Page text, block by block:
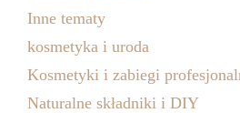
Inne tematy
kosmetyka i uroda
Kosmetyki i zabiegi
Naturalne składniki i DIY